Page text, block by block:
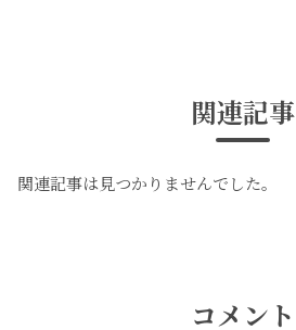
関連記事
関連記事は見つかりませんでした。
コメント